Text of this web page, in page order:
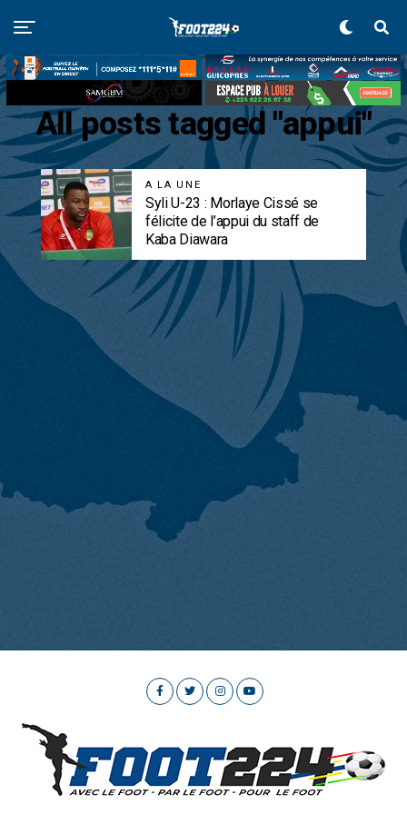
All posts tagged "appui"
A LA UNE
Syli U-23 : Morlaye Cissé se
félicite de l’appui du staff de
Kaba Diawara